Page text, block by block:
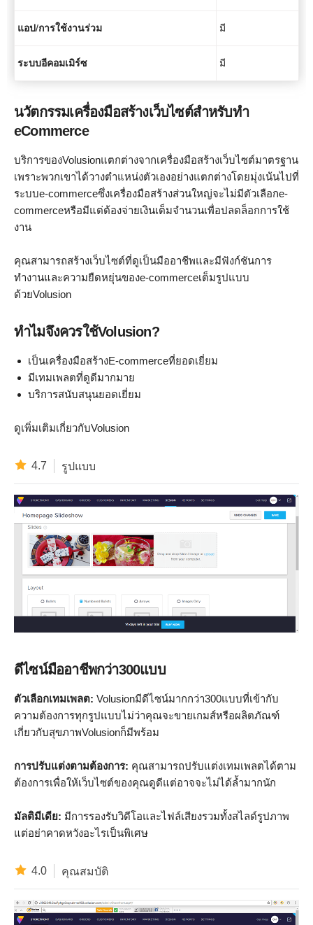
แอป/การใช้งานร่วม มี
ระบบอีคอมเมิร์ซ มี
นวัตกรรมเครื่องมือสร้างเว็บไซต์สำหรับทำ
eCommerce
บริการของVolusionแตกต่างจากเครื่องมือสร้างเว็บไซต์มาตรฐาน
เพราะพวกเขาได้วางตำแหน่งตัวเองอย่างแตกต่างโดยมุ่งเน้นไปที่
ระบบe-commerceซึ่งเครื่องมือสร้างส่วนใหญ่จะไม่มีตัวเลือกe-
commerceหรือมีแต่ต้องจ่ายเงินเต็มจำนวนเพื่อปลดล็อกการใช้
งาน
คุณสามารถสร้างเว็บไซต์ที่ดูเป็นมืออาชีพและมีฟังก์ชันการ
ทำงานและความยืดหยุ่นของe-commerceเต็มรูปแบบ
ด้วยVolusion
ทำไมจึงควรใช้Volusion?
เป็นเครื่องมือสร้างE-commerceที่ยอดเยี่ยม
มีเทมเพลตที่ดูดีมากมาย
บริการสนับสนุนยอดเยี่ยม
ดูเพิ่มเติมเกี่ยวกับVolusion
4.7 รูปแบบ
ดีไซน์มืออาชีพกว่า300แบบ
ตัวเลือกเทมเพลต: Volusionมีดีไซน์มากกว่า300แบบที่เข้ากับ
ความต้องการทุกรูปแบบไม่ว่าคุณจะขายเกมส์หรือผลิตภัณฑ์
เกี่ยวกับสุขภาพVolusionก็มีพร้อม
การปรับแต่งตามต้องการ: คุณสามารถปรับแต่งเทมเพลตได้ตาม
ต้องการเพื่อให้เว็บไซต์ของคุณดูดีแต่อาจจะไม่ได้ล้ำมากนัก
มัลติมีเดีย: มีการรองรับวิดีโอและไฟล์เสียงรวมทั้งสไลด์รูปภาพ
แต่อย่าคาดหวังอะไรเป็นพิเศษ
4.0 คุณสมบัติ